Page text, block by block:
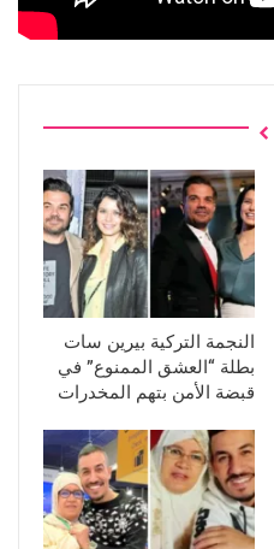
النجمة التركية بيرين سات
بطلة “العشق الممنوع” في
قبضة الأمن بتهم المخدرات